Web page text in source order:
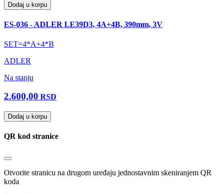
Dodaj u korpu
ES-036 - ADLER LE39D3, 4A+4B, 390mm, 3V
SET=4*A+4*B
ADLER
Na stanju
2.600,00 RSD
Dodaj u korpu
QR kod stranice
Otvorite stranicu na drugom uređaju jednostavnim skeniranjem QR
koda